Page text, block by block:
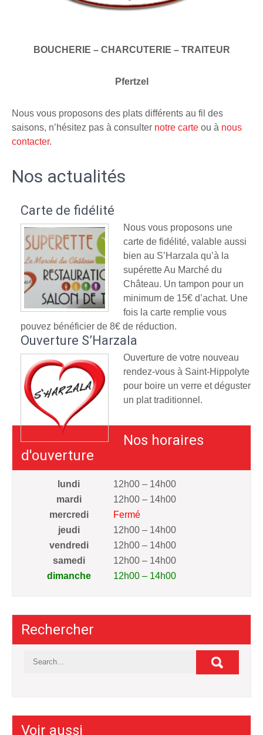
BOUCHERIE – CHARCUTERIE – TRAITEUR
Pfertzel
Nous vous proposons des plats différents au fil des
saisons, n’hésitez pas à consulter notre carte ou à nous
contacter.
Nos actualités
Carte de fidélité
Nous vous proposons une
carte de fidélité, valable aussi
bien au S’Harzala qu’à la
supérette Au Marché du
Château. Un tampon pour un
minimum de 15€ d’achat. Une
fois la carte remplie vous
pouvez bénéficier de 8€ de réduction.
Ouverture S’Harzala
Ouverture de votre nouveau
rendez-vous à Saint-Hippolyte
pour boire un verre et déguster
un plat traditionnel.
Nos horaires
d'ouverture
lundi
12h00 – 14h00
mardi
12h00 – 14h00
mercredi
Fermé
jeudi
12h00 – 14h00
vendredi
12h00 – 14h00
samedi
12h00 – 14h00
dimanche
12h00 – 14h00
Rechercher
Voir aussi